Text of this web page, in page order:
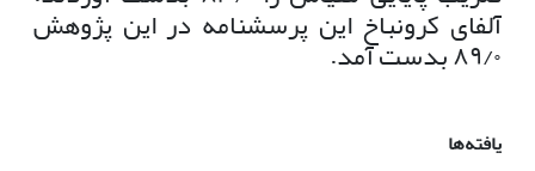
آلفای کرونباخ این پرسشنامه در این پژوهش
۸۹/۰ بدست آمد.
یافته‌ها